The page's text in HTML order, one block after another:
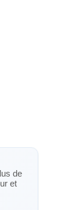
de
et